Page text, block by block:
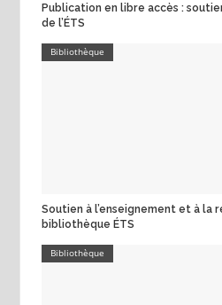
Publication en libre accès :
de l’ÉTS
Bibliothèque
Soutien à l’enseignement et à la
bibliothèque ÉTS
Bibliothèque